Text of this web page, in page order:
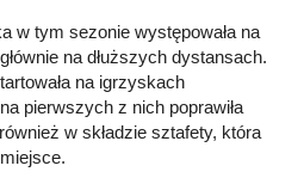
w tym sezonie występowała na
na dłuższych dystansach.
na igrzyskach
pierwszych z nich poprawiła
w składzie sztafety, która